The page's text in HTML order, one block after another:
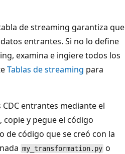
de streaming garantiza que
entrantes. Si no lo define
examina e ingiere todos los
Tablas de streaming para
entrantes mediante el
y pegue el código
de código que se creó con la
my_transformation.py o